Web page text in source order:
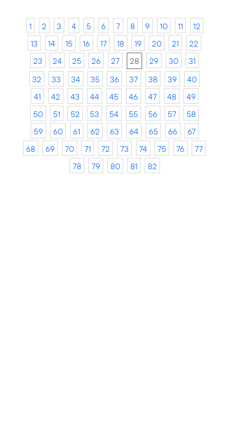
1 2 3 4 5 6 7 8 9 10 11
12
13
14 15 16 17 18 19 20 21
22
23
24 25 26 27 28 29 30
31
32
33 34 35 36 37 38 39
40
41
42 43 44 45 46 47 48
49
50
51 52 53 54 55 56 57
58
59
60 61 62 63 64 65 66
67
68
69 70 71 72 73 74 75 76
77
78
79 80 81 82